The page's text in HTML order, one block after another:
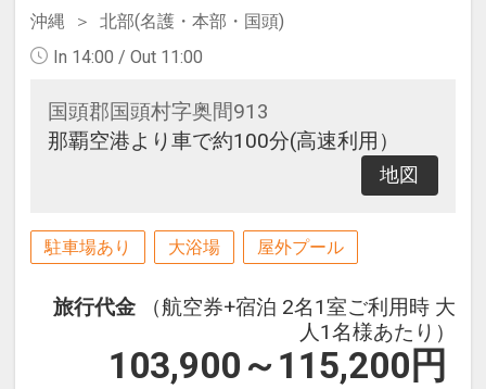
沖縄
北部(名護・本部・国頭)
In 14:00 / Out 11:00
国頭郡国頭村字奥間913
那覇空港より車で約100分(高速利用）
地図
駐車場あり 大浴場 屋外プール
旅行代金
（航空券+宿泊 2名1室ご利用時 大
人1名様あたり）
103,900～115,200 円